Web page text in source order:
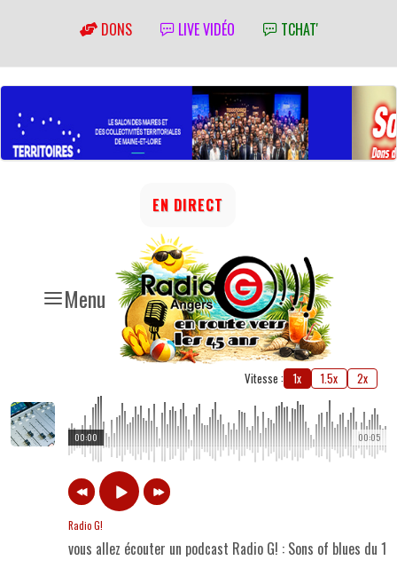
DONS LIVE VIDÉO TCHAT'
Menu
EN DIRECT
Vitesse : 1x 1.5x 2x
00:05
00:00
Radio G!
vous allez écouter un podcast Radio G! : Sons of blues du